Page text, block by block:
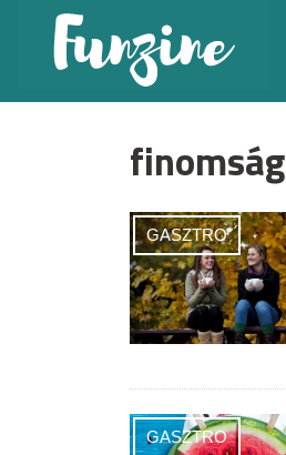
finomság
GASZTRO
GASZTRO